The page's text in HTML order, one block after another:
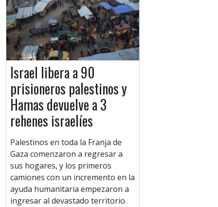
Israel libera a 90
prisioneros palestinos y
Hamas devuelve a 3
rehenes israelíes
Palestinos en toda la Franja de
Gaza comenzaron a regresar a
sus hogares, y los primeros
camiones con un incremento en la
ayuda humanitaria empezaron a
ingresar al devastado territorio.